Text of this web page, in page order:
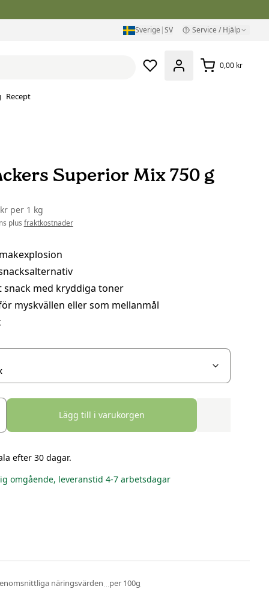
Sverige |SV Service / Hjälp
0,00 kr
Recept
Superior Mix 750 g
per1 kg
plus fraktkostnader
snack med kryddiga toner
myskvällen eller som mellanmål
Lägg till i varukorgen
efter 30 dagar.
omgående, leveranstid 4-7 arbetsdagar
näringsvärden
per 100g